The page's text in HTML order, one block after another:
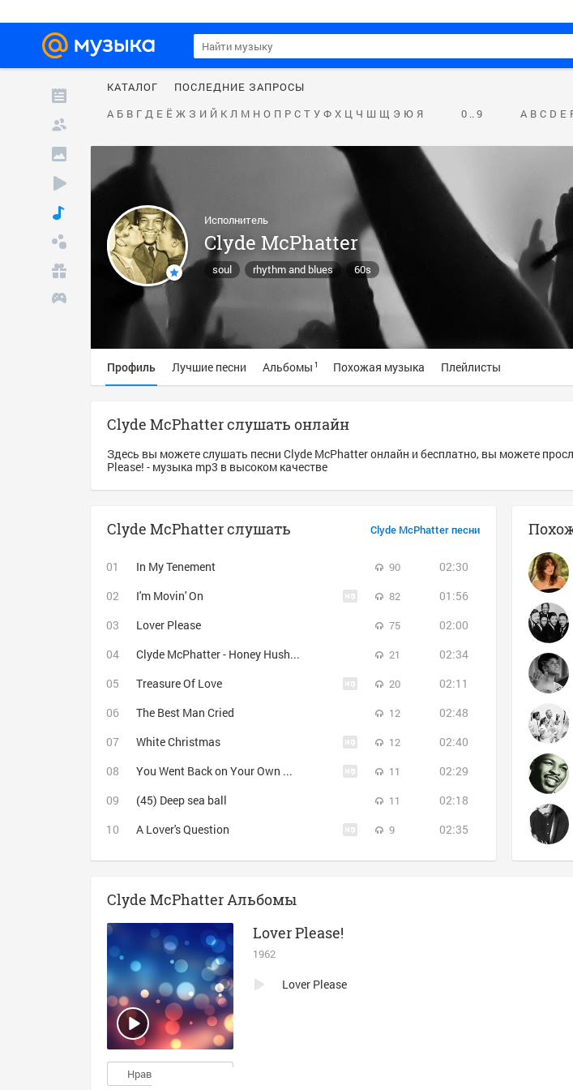
КАТАЛОГ
ПОСЛЕДНИЕ ЗАПРОСЫ
А Б В Г Д Е Ё Ж З И Й К Л М Н О П Р С Т У Ф Х Ц Ч Ш Щ Э Ю Я 0 .. 9 A B C D E
Исполнитель
Clyde McPhatter
soul rhythm and blues 60s
Профиль Лучшие песни Альбомы 1 Похожая музыка Плейлисты
Clyde McPhatter слушать онлайн
Здесь вы можете слушать песни Clyde McPhatter онлайн и бесплатно, вы можете
Please! - музыка mp3 в высоком качестве
Clyde McPhatter песни
Clyde McPhatter слушать
In My Tenement 90
02:30
I'm Movin' On
82
01:56
Lover Please
75
02:00
Clyde McPhatter - Honey Hush ~ 1953
21
02:34
Treasure Of Love
20
02:11
The Best Man Cried
12
02:48
White Christmas
12
02:40
You Went Back on Your Own Word
11
02:29
(45) Deep sea ball
11
02:18
A Lover's Question
9 02:35
Clyde McPhatter Альбомы
Lover Please!
1962
Нравится
Lover Please